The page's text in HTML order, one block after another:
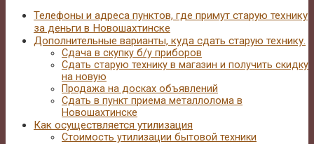
Телефоны и адреса пунктов, где примут старую технику
за деньги в Новошахтинске
Дополнительные варианты, куда сдать старую технику.
Сдача в скупку б/у приборов
Сдать старую технику в магазин и получить скидку
на новую
Продажа на досках объявлений
Сдать в пункт приема металлолома в
Новошахтинске
Как осуществляется утилизация
Стоимость утилизации бытовой техники